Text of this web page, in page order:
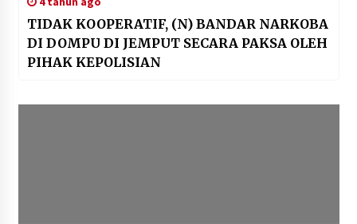
TIDAK KOOPERATIF, (N) BANDAR NARKOBA
DI DOMPU DI JEMPUT SECARA PAKSA OLEH
PIHAK KEPOLISIAN